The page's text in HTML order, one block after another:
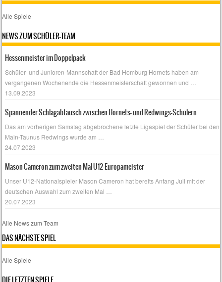
Alle Spiele
NEWS ZUM SCHÜLER-TEAM
Hessenmeister im Doppelpack
Schüler- und Junioren-Mannschaft der Bad Homburg Hornets haben am
vergangenen Wochenende die Hessenmeisterschaft gewonnen und
13.09.2023
Spannender Schlagabtausch zwischen Hornets- und Redwings-Schülern
Das am vorherigen Samstag abgebrochene letzte Ligaspiel der Schüler bei den
Main-Taunus Redwings wurde am
24.07.2023
Mason Cameron zum zweiten Mal U12-Europameister
Unser U12-Nationalspieler Mason Cameron hat bereits Anfang Juli mit der
deutschen Auswahl zum zweiten Mal
20.07.2023
Alle News zum Team
DAS NÄCHSTE SPIEL
Alle Spiele